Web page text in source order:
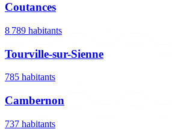
Coutances
8 789 habitants
Tourville-sur-Sienne
785 habitants
Cambernon
737 habitants